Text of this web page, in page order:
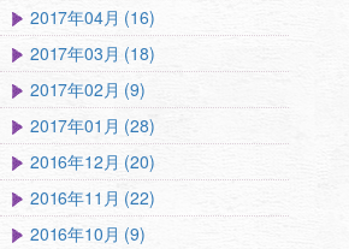
2017年04月 (16)
2017年03月 (18)
2017年02月 (9)
2017年01月 (28)
2016年12月 (20)
2016年11月 (22)
2016年10月 (9)